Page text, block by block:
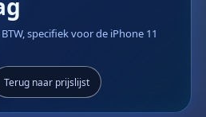
specifiek voor de iPhone 11
Terug naar prijslijst